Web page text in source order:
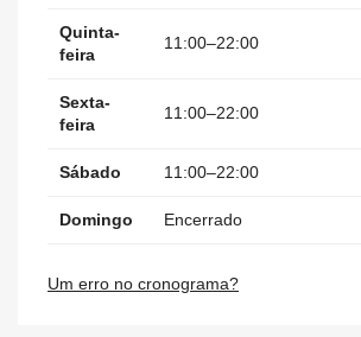
Quinta-
feira
11:00–22:00
Sexta-
feira
11:00–22:00
Sábado 11:00–22:00
Domingo Encerrado
Um erro no cronograma?